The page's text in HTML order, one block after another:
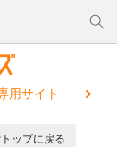
用サイト
ップに戻る